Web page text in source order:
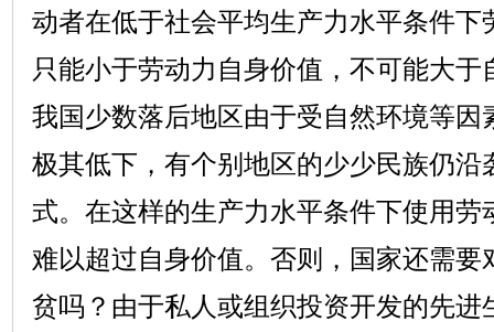
动者在低于社会平均生产力水平条件下
只能小于劳动力自身价值，不可能大
我国少数落后地区由于受自然环境等因
极其低下，有个别地区的少少民族仍沿
式。在这样的生产力水平条件下使用劳
难以超过自身价值。否则，国家还需要
贫吗？由于私人或组织投资开发的先进